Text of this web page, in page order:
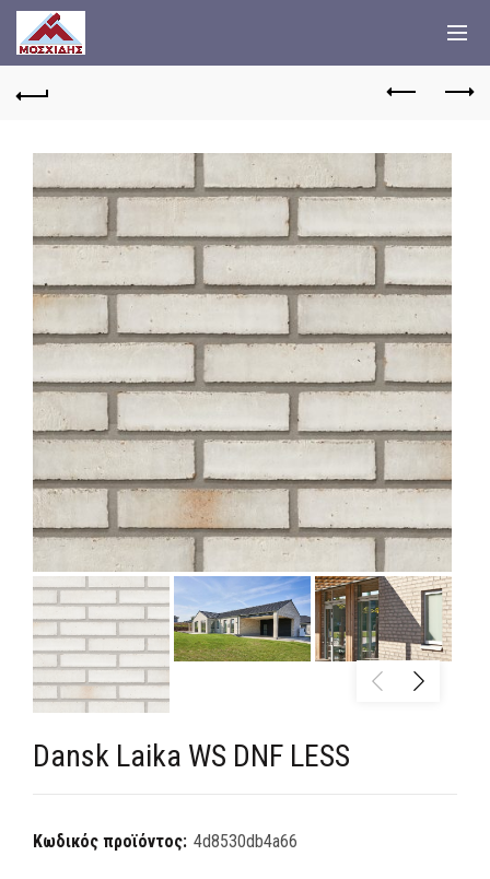
Dansk Laika WS DNF LESS
Κωδικός προϊόντος: 4d8530db4a66